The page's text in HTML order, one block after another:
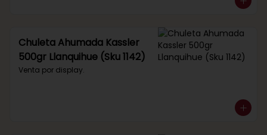
Chuleta Ahumada Kassler
500gr Llanquihue (Sku 1142)
Venta por display.